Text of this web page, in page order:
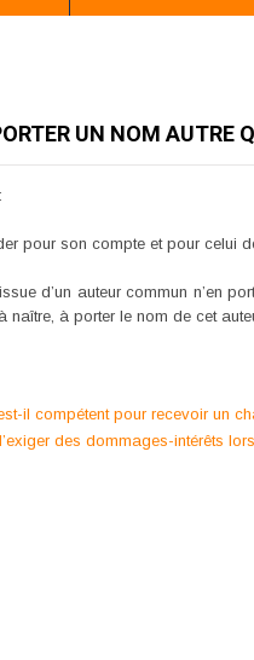
UN NOM AUTRE
pour son compte et pour celui
d’un auteur commun n’en
naître, à porter le nom de cet
il compétent pour recevoir un
des dommages-intérêts